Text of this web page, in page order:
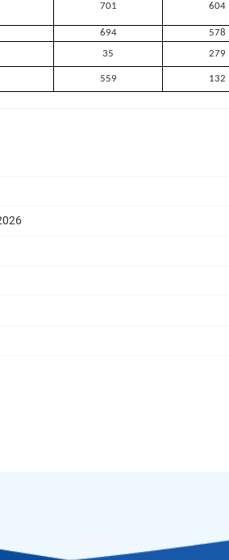
701 604
694 578
35 279
559 132